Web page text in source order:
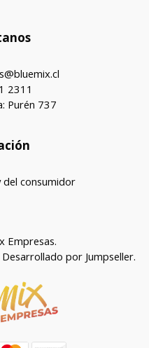
2311
Purén 737
del consumidor
Empresas.
Desarrollado por Jumpseller.